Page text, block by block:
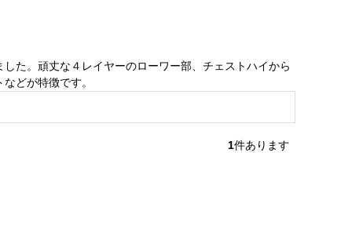
た。頑丈な４レイヤーのローワー部、チェストハイから
どが特徴です。
1件あります